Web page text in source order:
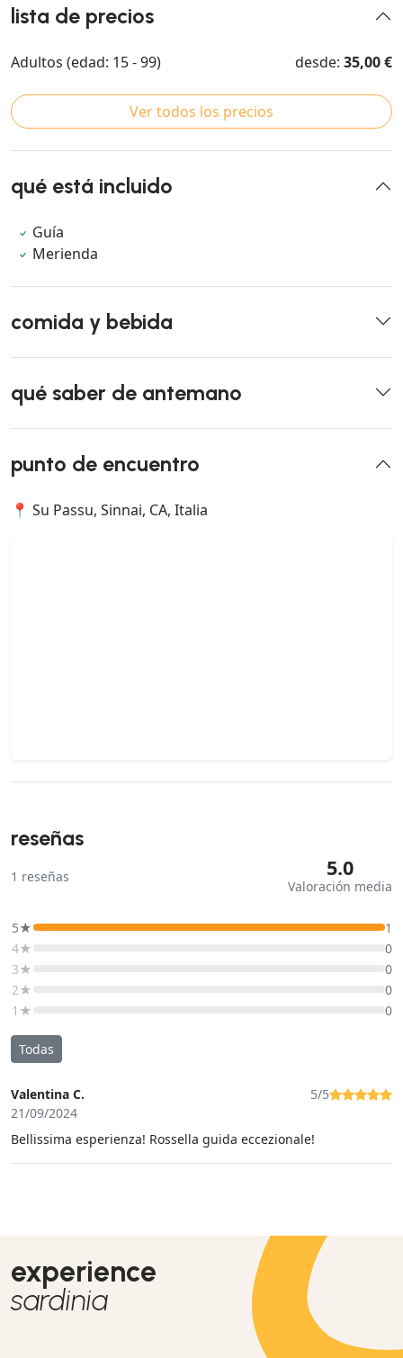
lista de precios
Adultos (edad: 15 - 99) desde: 35,00 €
Ver todos los precios
qué está incluido
Guía
Merienda
comida y bebida
qué saber de antemano
punto de encuentro
📍 Su Passu, Sinnai, CA, Italia
reseñas
1 reseñas 5.0
Valoración media
5★
1
4★
0
3★
0
2★
0
1★
0
Todas
Valentina C.
21/09/2024
5/5
Bellissima esperienza! Rossella guida eccezionale!
experience
sardinia